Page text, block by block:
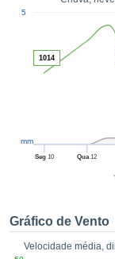
fornecer-
todos os
ou
no
como
um perfil
CONFIGURAÇÕES
Seg10 Qua12
5
mm
1014
Gráfico de Vento
Velocidade média,